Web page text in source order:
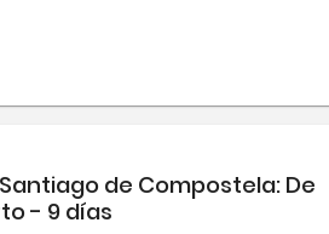
de Compostela: De
- 9 días